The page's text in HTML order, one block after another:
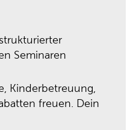
Seminaren
Kinderbetreuung,
freuen. Dein